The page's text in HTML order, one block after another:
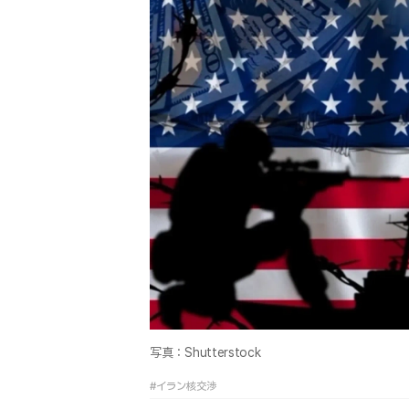
写真：Shutterstock
#イラン核交渉